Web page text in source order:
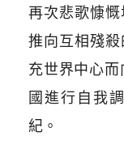
再次悲歌慷
推向互相殘
充世界中心
國進行自我
紀。